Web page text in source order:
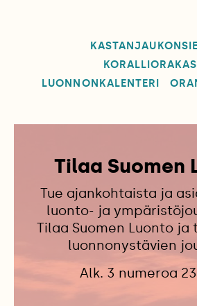
KORALLIORAKAS
LUONNONKALENTERI
Tilaa Suomen
Tue ajankohtaista ja
luonto- ja
Tilaa Suomen Luonto ja
luonnonystävien
Alk. 3 numeroa